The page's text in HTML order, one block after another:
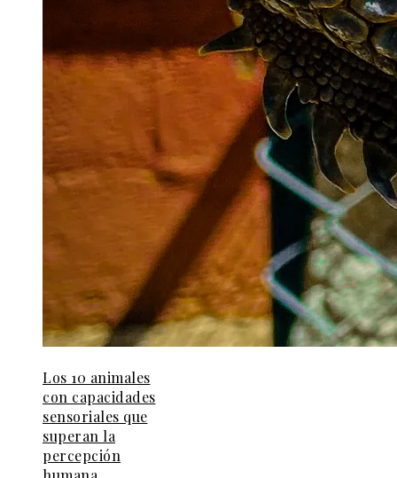
Los 10 animales
con capacidades
sensoriales que
superan la
percepción